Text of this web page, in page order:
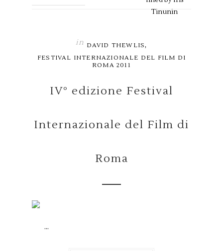
Tinunin
in DAVID THEWLIS,
FESTIVAL INTERNAZIONALE DEL FILM DI
ROMA 2011
IV° edizione Festival
Internazionale del Film di
Roma
...